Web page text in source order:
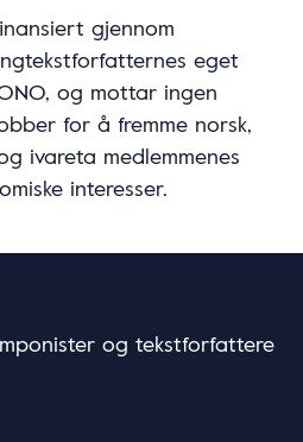
gjennom
eget
og mottar ingen
for å fremme norsk,
ivareta medlemmenes
interesser.
og tekstforfattere